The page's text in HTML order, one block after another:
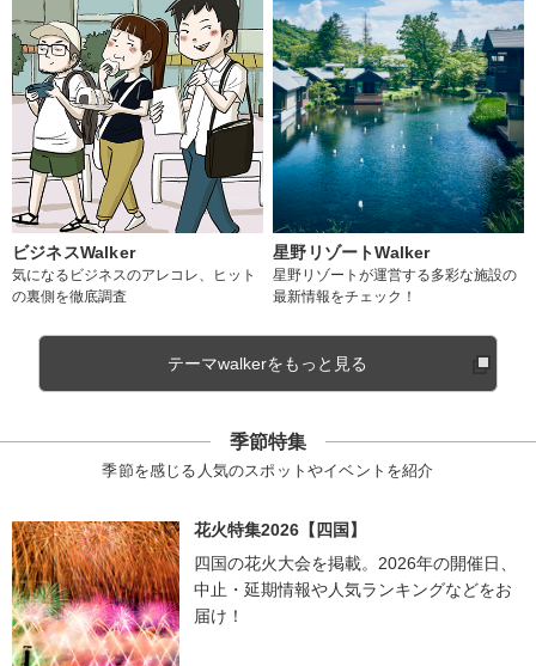
ビジネスWalker
気になるビジネスのアレコレ、ヒット
の裏側を徹底調査
星野リゾートWalker
星野リゾートが運営する多彩な施設の
最新情報をチェック！
テーマwalkerをもっと見る
季節特集
季節を感じる人気のスポットやイベントを紹介
花火特集2026【四国】
四国の花火大会を掲載。2026年の開催日、
中止・延期情報や人気ランキングなどをお
届け！